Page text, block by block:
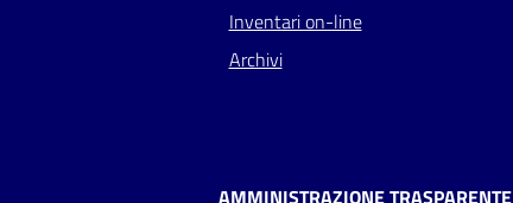
Inventari on-line
Archivi
AMMINISTRAZIONE TRASPARENTE